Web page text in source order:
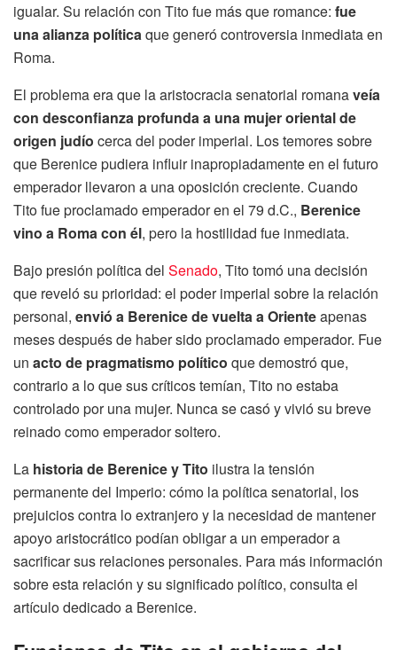
igualar. Su relación con Tito fue más que romance: fue
una alianza políticaque generó controversia inmediata en
Roma.
El problema era que la aristocracia senatorial romanaveía
con desconfianza profunda a una mujer oriental de
origen judío cerca del poder imperial. Los temores sobre
que Berenice pudiera influir inapropiadamente en el futuro
emperador llevaron a una oposición creciente. Cuando
Tito fue proclamado emperador en el 79 d.C., Berenice
vino a Roma con él, pero la hostilidad fue inmediata.
Bajo presión política del Senado, Tito tomó una decisión
que reveló su prioridad: el poder imperial sobre la relación
personal, envió a Berenice de vuelta a Orienteapenas
meses después de haber sido proclamado emperador. Fue
un acto de pragmatismo político que demostró que,
contrario a lo que sus críticos temían, Tito no estaba
controlado por una mujer. Nunca se casó y vivió su breve
reinado como emperador soltero.
La historia de Berenice y Tito ilustra la tensión
permanente del Imperio: cómo la política senatorial, los
prejuicios contra lo extranjero y la necesidad de mantener
apoyo aristocrático podían obligar a un emperador a
sacrificar sus relaciones personales. Para más información
sobre esta relación y su significado político, consulta el
artículo dedicado a Berenice.